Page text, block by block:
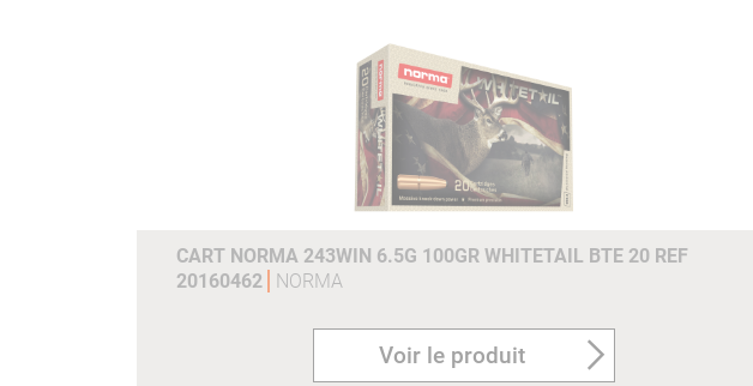
CART NORMA 243WIN 6.5G 100GR WHITETAIL BTE 20 REF
20160462
NORMA
Voir le produit